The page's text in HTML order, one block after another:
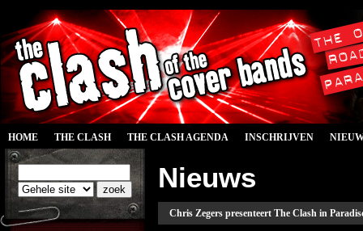
HOME THE CLASH THE CLASH AGENDA INSCHRIJVEN
Nieuws
Chris Zegers presenteert The Clash in